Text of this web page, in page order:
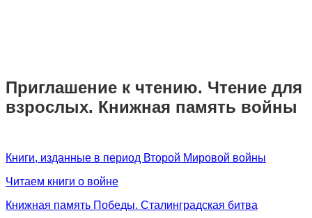
Приглашение к чтению. Чтение для
взрослых. Книжная память войны
Книги, изданные в период Второй Мировой войны
Читаем книги о войне
Книжная память Победы. Сталинградская битва